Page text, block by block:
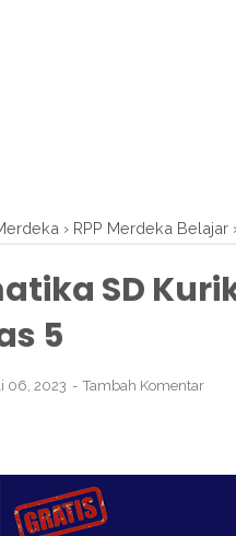
› RPP Merdeka Belajar
SD
5
06, 2023 Tambah Komentar